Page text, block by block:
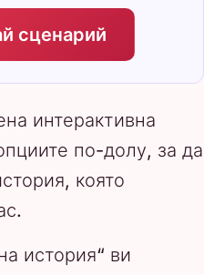
сценарий
интерактивна
по-долу, за да
която
история“ ви